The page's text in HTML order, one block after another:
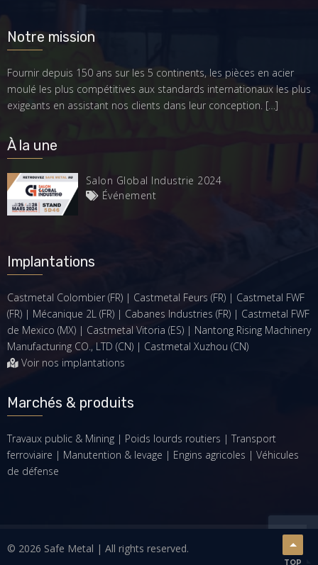
Notre mission
Fournir depuis 150 ans sur les 5 continents, les pièces en acier
moulé les plus compétitives aux standards internationaux les plus
exigeants en assistant nos clients dans leur conception. […]
À la une
Salon Global Industrie 2024
Événement
Implantations
Castmetal Colombier (FR) | Castmetal Feurs (FR) | Castmetal FWF
(FR) | Mécanique 2L (FR) | Cabanes Industries (FR) | Castmetal FWF
de Mexico (MX) | Castmetal Vitoria (ES) | Nantong Rising Machinery
Manufacturing CO., LTD (CN) | Castmetal Xuzhou (CN)
Voir nos implantations
Marchés & produits
Travaux public & Mining | Poids lourds routiers | Transport
ferroviaire | Manutention & levage | Engins agricoles | Véhicules
de défense
© 2026 Safe Metal | All rights reserved.
TOP